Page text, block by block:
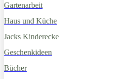
Gartenarbeit
Haus und Küche
Jacks Kinderecke
Geschenkideen
Bücher